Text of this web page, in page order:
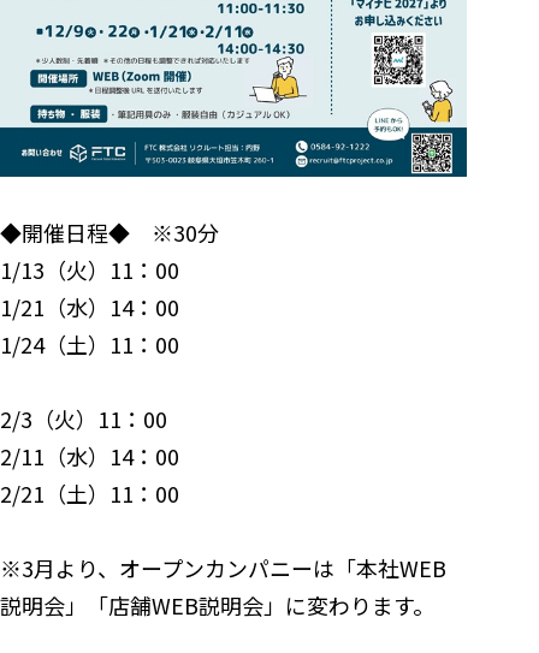
◆開催日程◆ ※30分
1/13（火）11：00
1/21（水）14：00
1/24（土）11：00
2/3（火）11：00
2/11（水）14：00
2/21（土）11：00
※3月より、オープンカンパニーは「本社WEB
説明会」「店舗WEB説明会」に変わります。